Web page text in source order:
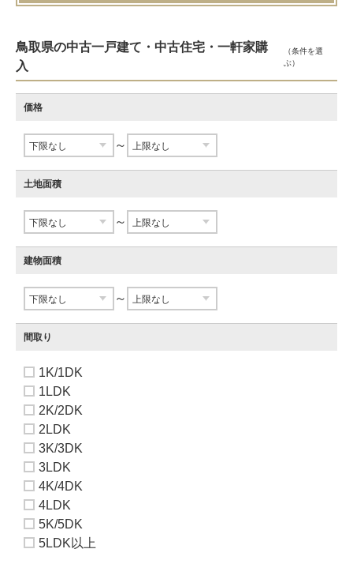
鳥取県の中古一戸建て・中古住宅・一軒家購
入
（条件を選
ぶ）
価格
～
土地面積
～
建物面積
～
間取り
1K/1DK
1LDK
2K/2DK
2LDK
3K/3DK
3LDK
4K/4DK
4LDK
5K/5DK
5LDK以上